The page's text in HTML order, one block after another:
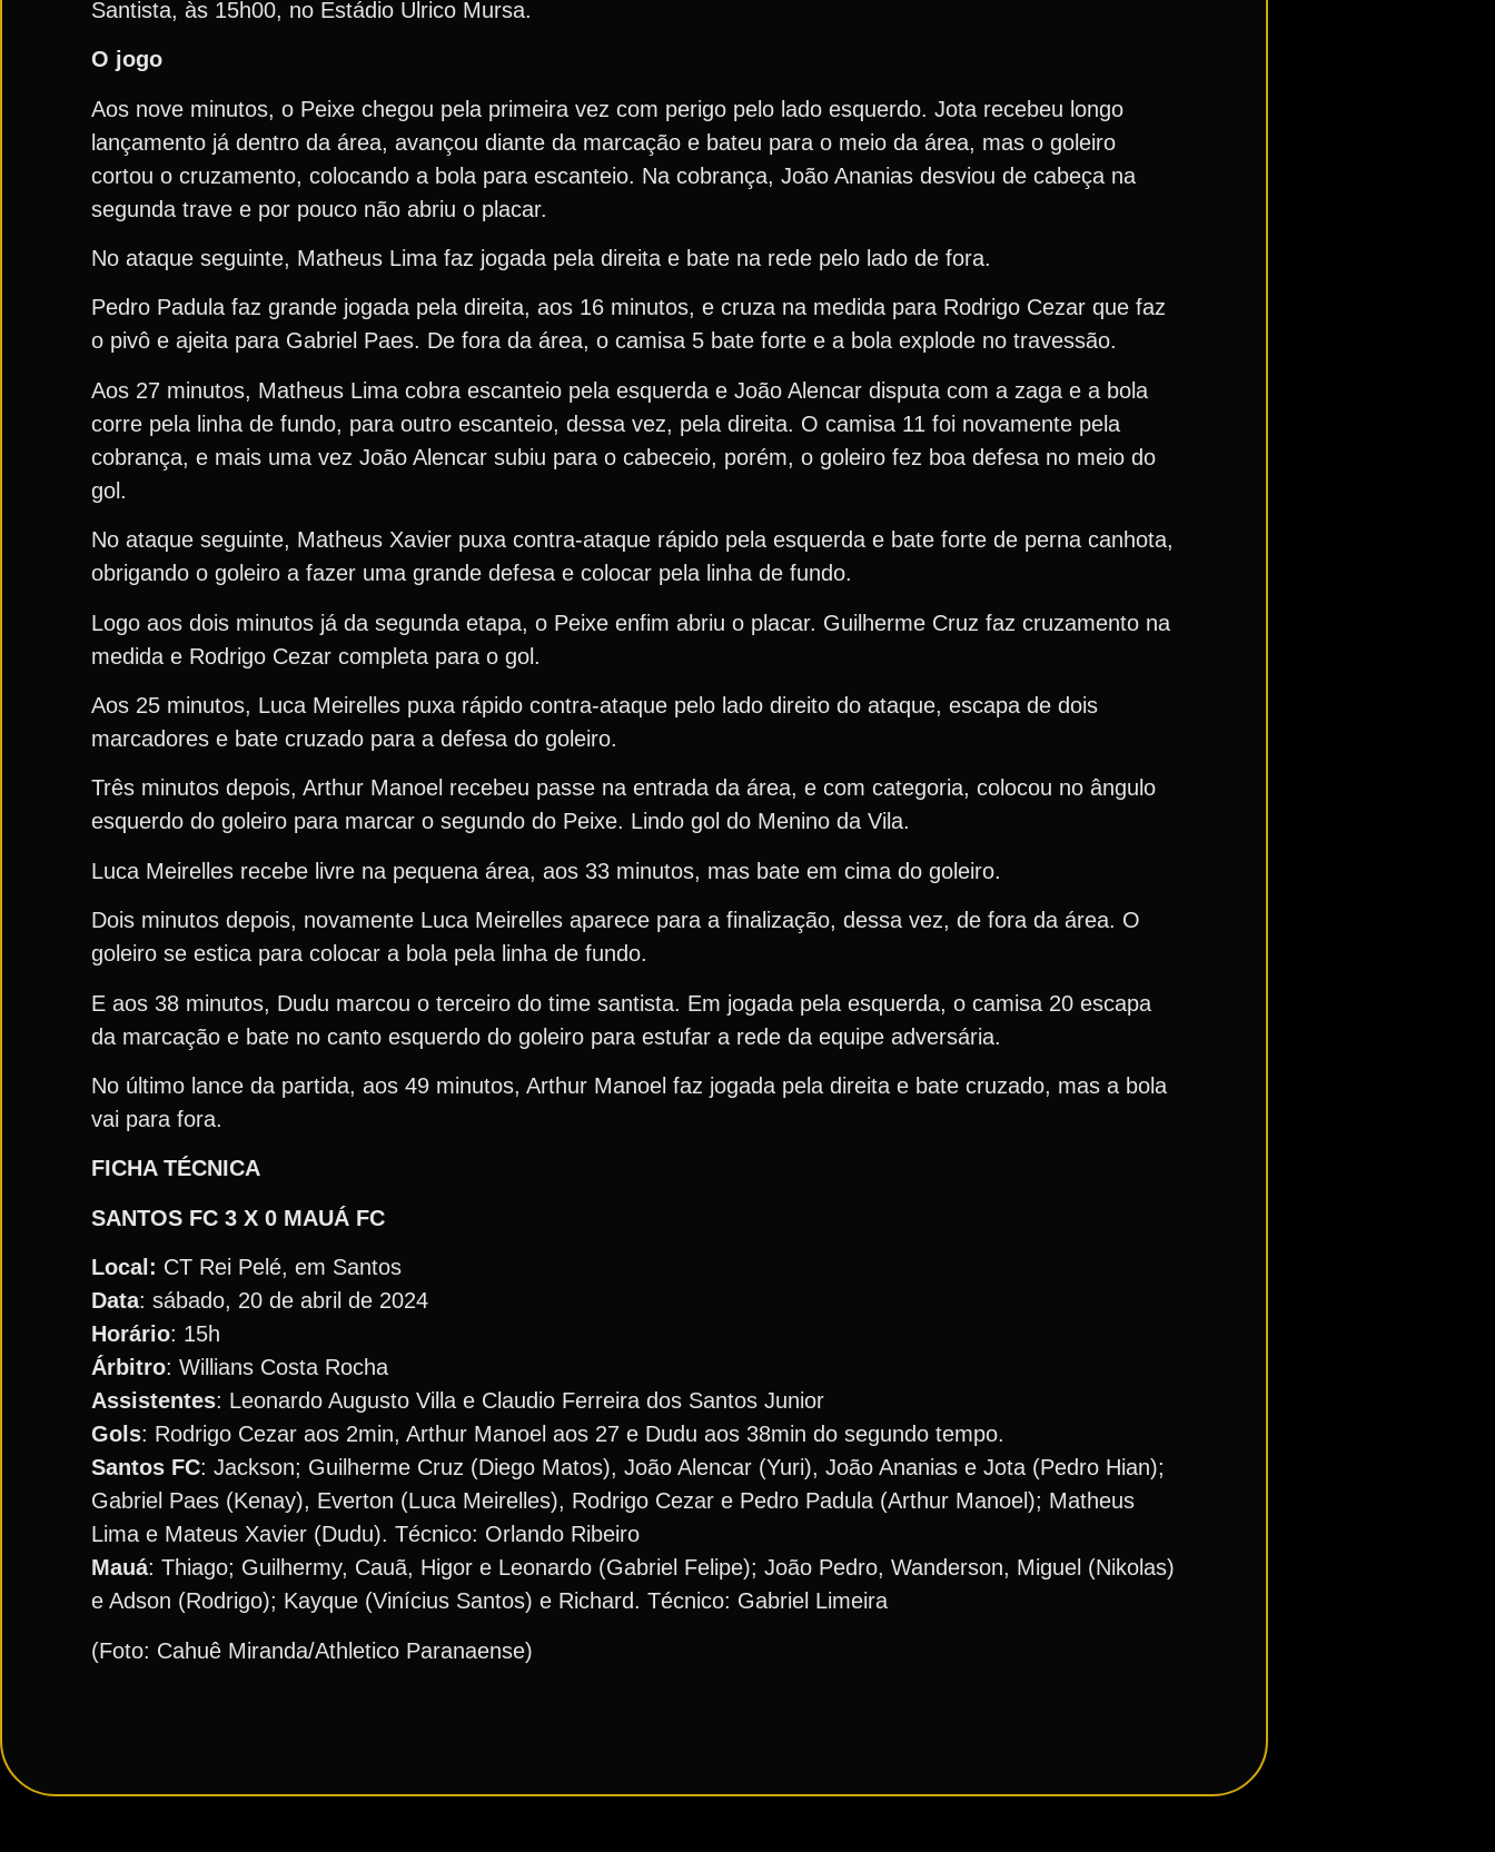
Santista, às 15h00, no Estádio Ulrico Mursa.
O jogo
Aos nove minutos, o Peixe chegou pela primeira vez com perigo pelo lado esquerdo. Jota recebeu longo
lançamento já dentro da área, avançou diante da marcação e bateu para o meio da área, mas o goleiro
cortou o cruzamento, colocando a bola para escanteio. Na cobrança, João Ananias desviou de cabeça na
segunda trave e por pouco não abriu o placar.
No ataque seguinte, Matheus Lima faz jogada pela direita e bate na rede pelo lado de fora.
Pedro Padula faz grande jogada pela direita, aos 16 minutos, e cruza na medida para Rodrigo Cezar que faz
o pivô e ajeita para Gabriel Paes. De fora da área, o camisa 5 bate forte e a bola explode no travessão.
Aos 27 minutos, Matheus Lima cobra escanteio pela esquerda e João Alencar disputa com a zaga e a bola
corre pela linha de fundo, para outro escanteio, dessa vez, pela direita. O camisa 11 foi novamente pela
cobrança, e mais uma vez João Alencar subiu para o cabeceio, porém, o goleiro fez boa defesa no meio do
gol.
No ataque seguinte, Matheus Xavier puxa contra-ataque rápido pela esquerda e bate forte de perna canhota,
obrigando o goleiro a fazer uma grande defesa e colocar pela linha de fundo.
Logo aos dois minutos já da segunda etapa, o Peixe enfim abriu o placar. Guilherme Cruz faz cruzamento na
medida e Rodrigo Cezar completa para o gol.
Aos 25 minutos, Luca Meirelles puxa rápido contra-ataque pelo lado direito do ataque, escapa de dois
marcadores e bate cruzado para a defesa do goleiro.
Três minutos depois, Arthur Manoel recebeu passe na entrada da área, e com categoria, colocou no ângulo
esquerdo do goleiro para marcar o segundo do Peixe. Lindo gol do Menino da Vila.
Luca Meirelles recebe livre na pequena área, aos 33 minutos, mas bate em cima do goleiro.
Dois minutos depois, novamente Luca Meirelles aparece para a finalização, dessa vez, de fora da área. O
goleiro se estica para colocar a bola pela linha de fundo.
E aos 38 minutos, Dudu marcou o terceiro do time santista. Em jogada pela esquerda, o camisa 20 escapa
da marcação e bate no canto esquerdo do goleiro para estufar a rede da equipe adversária.
No último lance da partida, aos 49 minutos, Arthur Manoel faz jogada pela direita e bate cruzado, mas a bola
vai para fora.
FICHA TÉCNICA
SANTOS FC 3 X 0 MAUÁ FC
Local: CT Rei Pelé, em Santos
Data: sábado, 20 de abril de 2024
Horário: 15h
Árbitro: Willians Costa Rocha
Assistentes: Leonardo Augusto Villa e Claudio Ferreira dos Santos Junior
Gols: Rodrigo Cezar aos 2min, Arthur Manoel aos 27 e Dudu aos 38min do segundo tempo.
Santos FC: Jackson; Guilherme Cruz (Diego Matos), João Alencar (Yuri), João Ananias e Jota (Pedro Hian);
Gabriel Paes (Kenay), Everton (Luca Meirelles), Rodrigo Cezar e Pedro Padula (Arthur Manoel); Matheus
Lima e Mateus Xavier (Dudu). Técnico: Orlando Ribeiro
Mauá: Thiago; Guilhermy, Cauã, Higor e Leonardo (Gabriel Felipe); João Pedro, Wanderson, Miguel (Nikolas)
e Adson (Rodrigo); Kayque (Vinícius Santos) e Richard. Técnico: Gabriel Limeira
(Foto: Cahuê Miranda/Athletico Paranaense)